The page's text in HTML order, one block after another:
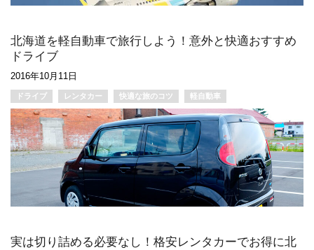
北海道を軽自動車で旅行しよう！意外と快適おすすめ
ドライブ
2016年10月11日
ドライブ レンタカー 快適な旅のコツ 軽自動車
実は切り詰める必要なし！格安レンタカーでお得に北